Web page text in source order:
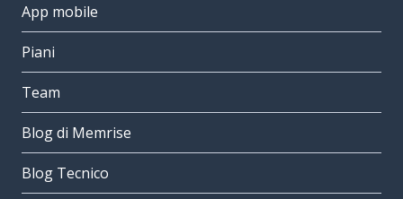
App mobile
Piani
Team
Blog di Memrise
Blog Tecnico